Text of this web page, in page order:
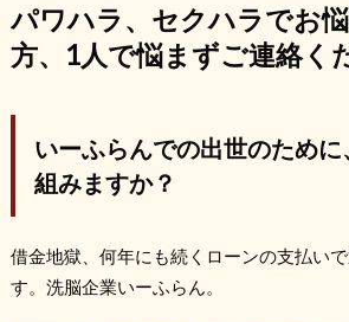
パワハラ、セクハラでお
方、1人で悩まずご連絡く
いーふらんでの出世のため
組みますか？
借金地獄、何年にも続くローンの支払い
す。洗脳企業いーふらん。